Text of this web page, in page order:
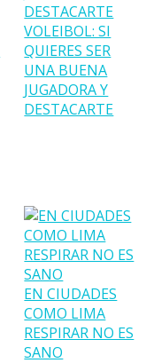
VOLEIBOL: SI
QUIERES SER
UNA BUENA
JUGADORA Y
DESTACARTE
EN CIUDADES
COMO LIMA
RESPIRAR NO ES
SANO